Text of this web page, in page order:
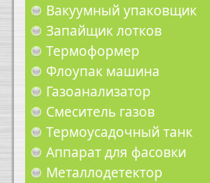
Вакуумный упаковщик
Запайщик лотков
Термоформер
Флоупак машина
Газоанализатор
Смеситель газов
Термоусадочный танк
Аппарат для фасовки
Металлодетектор